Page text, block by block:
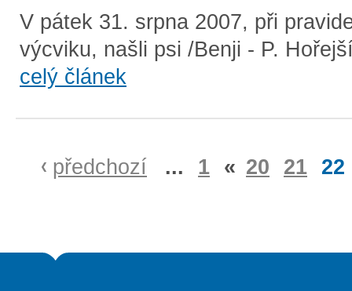
V pátek 31. srpna 2007, při
výcviku, našli psi /Benji - P.
celý článek
předchozí ... 1 « 20 21 22